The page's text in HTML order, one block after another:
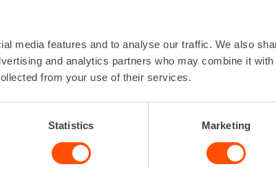
media features and to analyse our traffic. We also
and analytics partners who may combine it with
from your use of their services.
Statistics Marketing
lisää Alv 0 %